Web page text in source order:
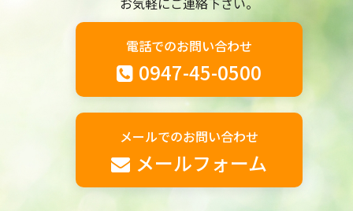
電話でのお問い合わせ
0947-45-0500
メールでのお問い合わせ
メールフォーム